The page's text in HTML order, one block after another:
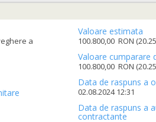
a
Valoare estimata
100.800,00 RON
Valoare cumparare
100.800,00 RON
Data de raspuns a
02.08.2024 12:31
Data de raspuns a
contractante